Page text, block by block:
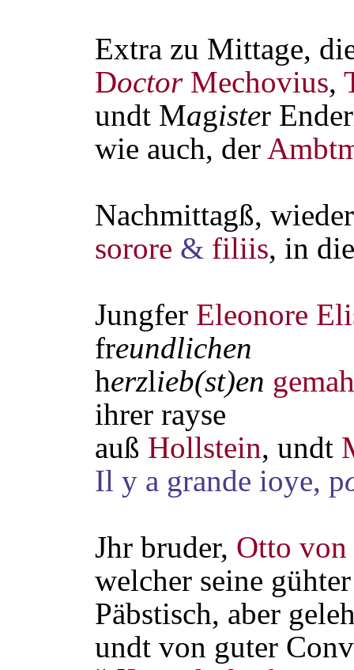
Extra zu Mittage,
DoctorMechovius,
undt Magister
wie auch, der
Nachmittagß,
sorore & filiis, in
Jungfer Eleonore
freundlichen
herzlieb(st)en
ihrer rayse
auß Hollstein, undt
Il y a grande ioye, p
Jhr bruder, Otto
welcher seine
Päbstisch, aber
undt von guter